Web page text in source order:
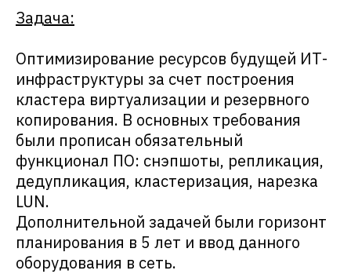
Задача:
Оптимизирование ресурсов будущей ИТ-
инфраструктуры за счет построения
кластера виртуализации и резервного
копирования. В основных требования
были прописан обязательный
функционал ПО: снэпшоты, репликация,
дедупликация, кластеризация, нарезка
LUN.
Дополнительной задачей были горизонт
планирования в 5 лет и ввод данного
оборудования в сеть.